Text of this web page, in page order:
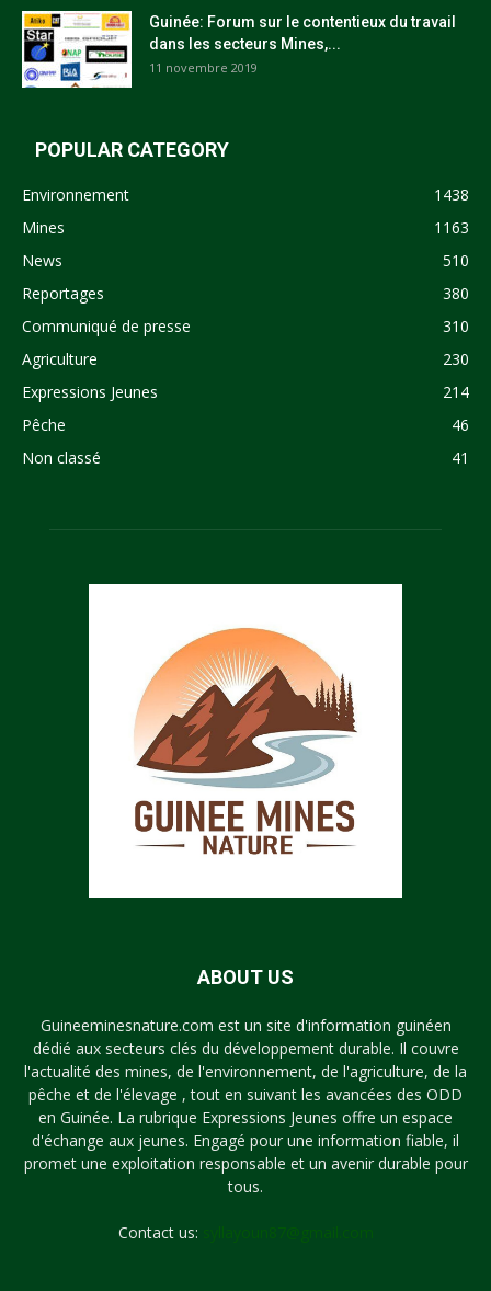
Guinée: Forum sur le contentieux du travail
dans les secteurs Mines,...
11 novembre 2019
POPULAR CATEGORY
Environnement
1438
Mines
1163
News
510
Reportages
380
Communiqué de presse
310
Agriculture
230
Expressions Jeunes
214
Pêche
46
Non classé
41
ABOUT US
Guineeminesnature.com est un site d'information guinéen
dédié aux secteurs clés du développement durable. Il couvre
l'actualité des mines, de l'environnement, de l'agriculture, de la
pêche et de l'élevage , tout en suivant les avancées des ODD
en Guinée. La rubrique Expressions Jeunes offre un espace
d'échange aux jeunes. Engagé pour une information fiable, il
promet une exploitation responsable et un avenir durable pour
tous.
Contact us: